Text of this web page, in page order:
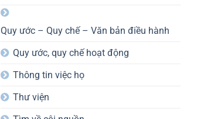
Quy ước – Quy chế – Văn bản điều hành
Quy ước, quy chế hoạt động
Thông tin việc họ
Thư viện